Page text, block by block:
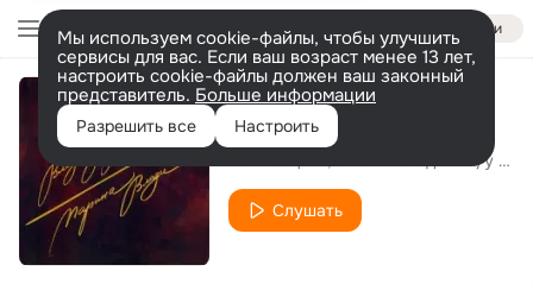
Войти
Мы используем cookie-файлы, чтобы улучшить
сервисы для вас. Если ваш возраст менее 13 лет,
настроить cookie-файлы должен ваш законный
представитель. Больше информации
Разрешить все Настроить
Я не люблю
В. Высоцкий, анс. «Мелодия» п/у Г. Гараняна
Слушать